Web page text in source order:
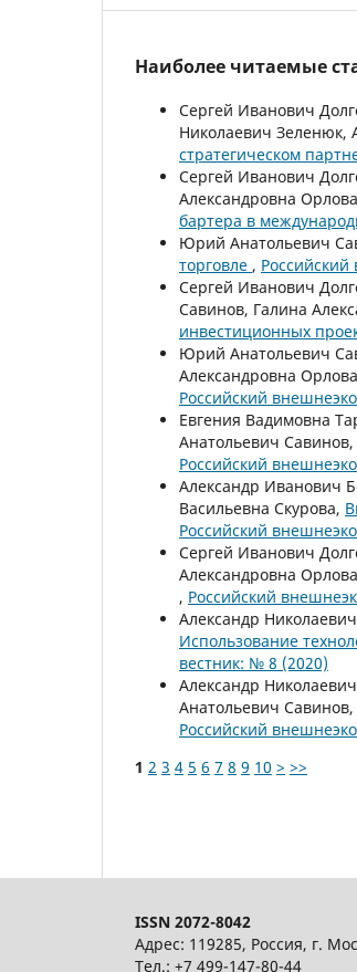
Наиболее читаемые
Сергей Иванович
Николаевич Зеленюк,
стратегическом
Сергей Иванович
Александровна
бартера в
Юрий Анатольевич
торговле ,
Сергей Иванович
Савинов, Галина
инвестиционных
Юрий Анатольевич
Александровна
Российский
Евгения Вадимовна
Анатольевич Савинов,
Российский
Александр Иванович
Васильевна Скурова,
Российский
Сергей Иванович
Александровна
, Российский
Александр
Использование
вестник: № 8 (2020)
Александр
Анатольевич Савинов,
Российский
1 2 3 4 5 6 7 8 9 10 > >>
ISSN 2072-8042
Адрес: 119285, Россия, г.
Тел.: +7 499-147-80-44